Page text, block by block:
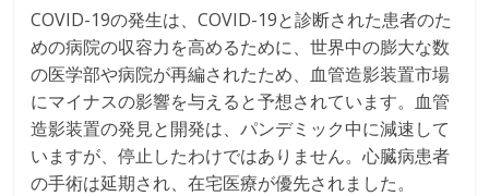
COVID-19の発生は、COVID-19と診断された患者のた
めの病院の収容力を高めるために、世界中の膨大な数
の医学部や病院が再編されたため、血管造影装置市場
にマイナスの影響を与えると予想されています。血管
造影装置の発見と開発は、パンデミック中に減速して
いますが、停止したわけではありません。心臓病患者
の手術は延期され、在宅医療が優先されました。